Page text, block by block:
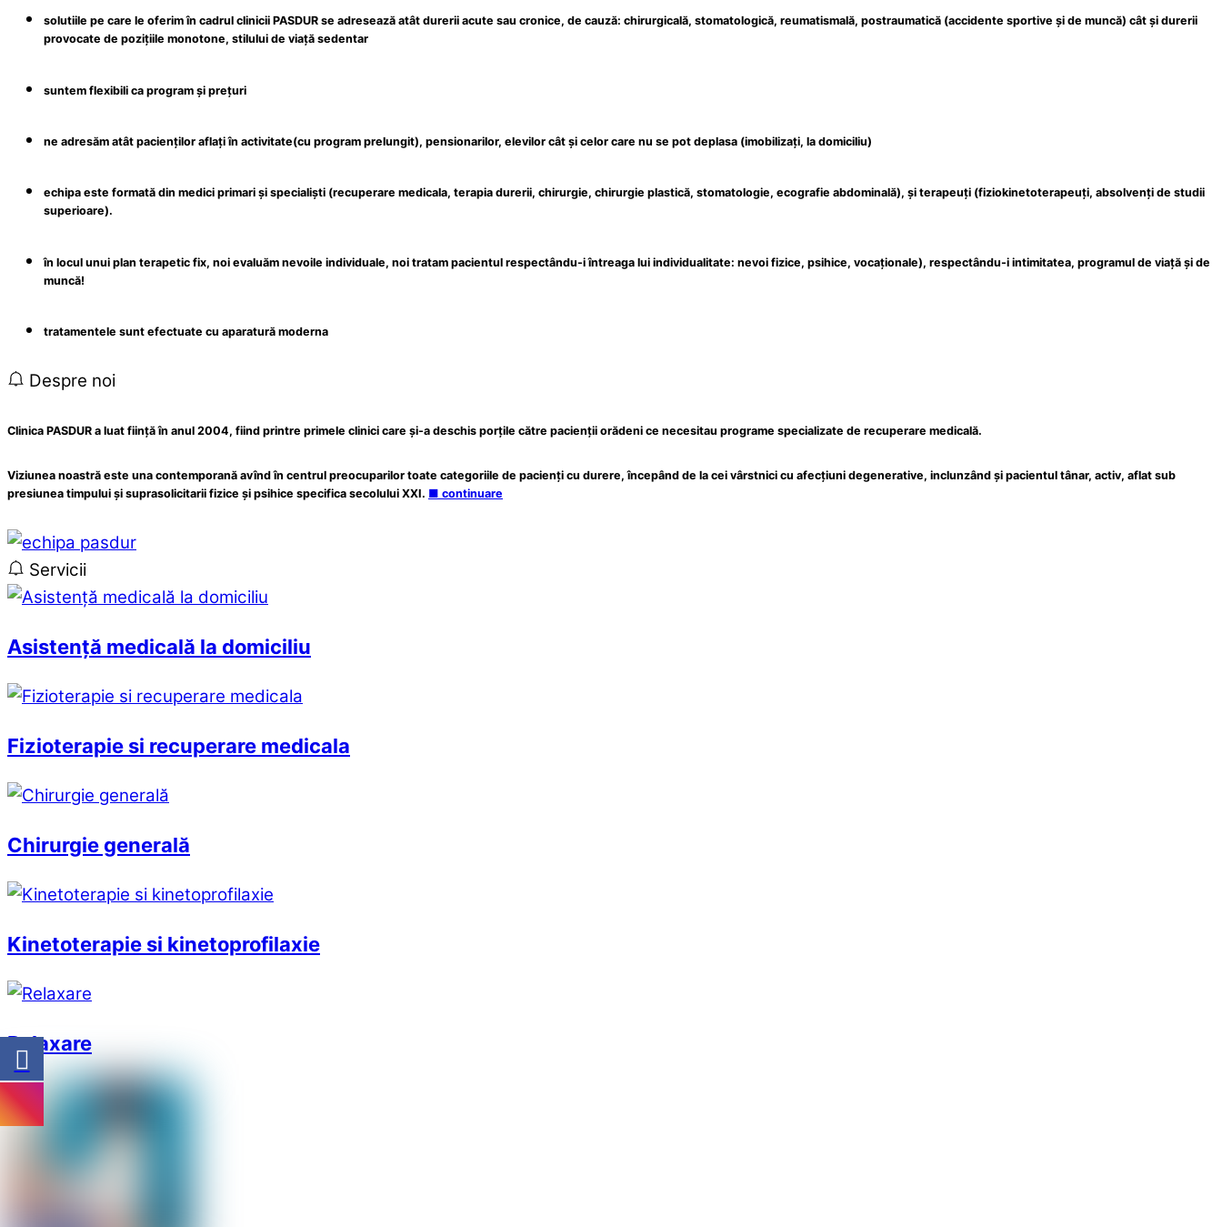
solutiile pe care le oferim în cadrul clinicii PASDUR se adresează atât durerii acute sau cronice, de cauză: chirurgicală, stomatologică, reumatismală, postraumatică (accidente sportive și de muncă) cât și durerii
provocate de pozițiile monotone, stilului de viață sedentar
suntem flexibili ca program și prețuri
ne adresăm atât pacienților aflați în activitate(cu program prelungit), pensionarilor, elevilor cât și celor care nu se pot deplasa (imobilizați, la domiciliu)
echipa este formată din medici primari și specialiști (recuperare medicala, terapia durerii, chirurgie, chirurgie plastică, stomatologie, ecografie abdominală), și terapeuți (fiziokinetoterapeuți, absolvenți de studii
superioare).
în locul unui plan terapetic fix, noi evaluăm nevoile individuale, noi tratam pacientul respectându-i întreaga lui individualitate: nevoi fizice, psihice, vocaționale), respectându-i intimitatea, programul de viață și de
muncă!
tratamentele sunt efectuate cu aparatură moderna
Despre noi
Clinica PASDUR a luat ființă în anul 2004, fiind printre primele clinici care și-a deschis porțile către pacienții orădeni ce necesitau programe specializate de recuperare medicală.
Viziunea noastră este una contemporană avînd în centrul preocuparilor toate categoriile de pacienți cu durere, începând de la cei vârstnici cu afecțiuni degenerative, inclunzând și pacientul tânar, activ, aflat sub
presiunea timpului și suprasolicitarii fizice și psihice specifica secolului XXI. ■ continuare
Servicii
Asistență medicală la domiciliu
Fizioterapie si recuperare medicala
Chirurgie generală
Kinetoterapie si kinetoprofilaxie
Relaxare